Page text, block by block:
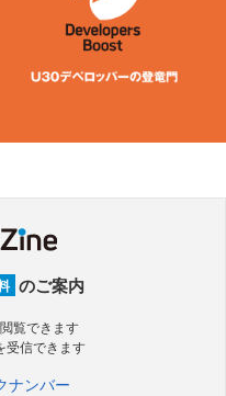
のご案内
覧できます
受信できます
ナンバー